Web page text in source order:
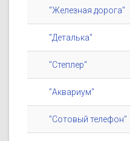
"Железная дорога"
"Деталька"
"Степлер"
"Аквариум"
"Сотовый телефон"